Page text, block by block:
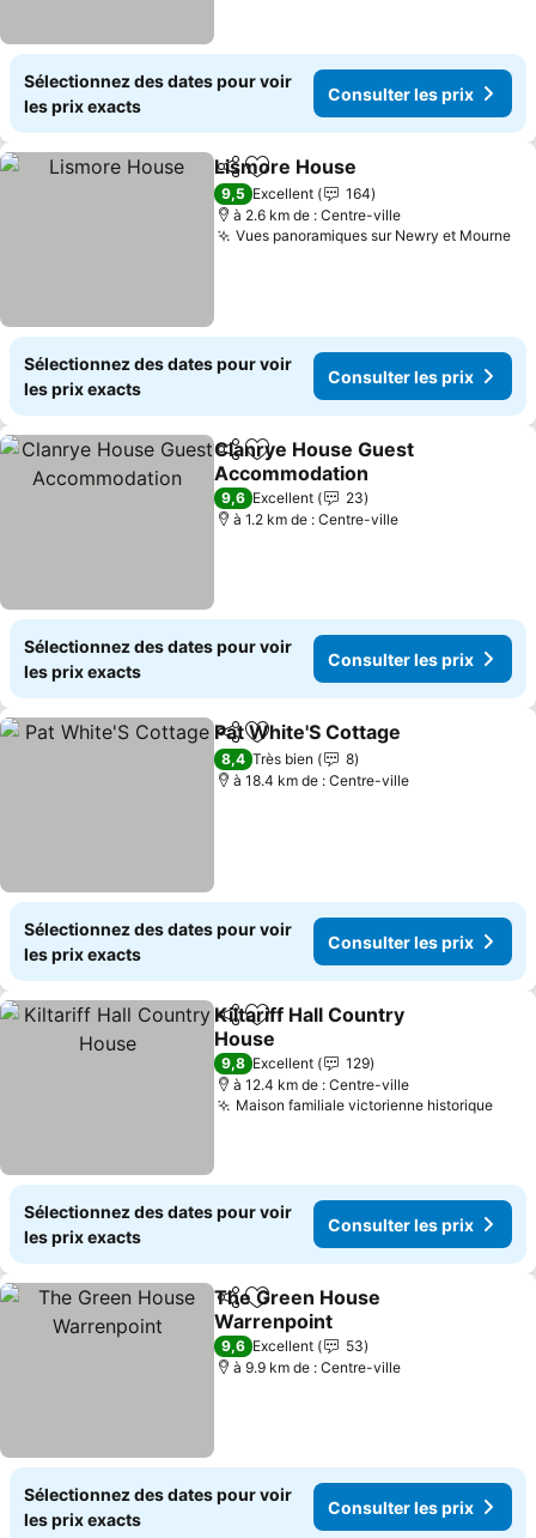
Sélectionnez des dates pour voir
les prix exacts
Consulter les prix
PartagerAjouter à mes favoris
Lismore House
9,5 Excellent
164
à 2.6 km de : Centre-ville
Vues panoramiques sur Newry et Mourne
Sélectionnez des dates pour voir
les prix exacts
Consulter les prix
PartagerAjouter à mes favoris
Clanrye House Guest
Accommodation
9,6 Excellent
23
à 1.2 km de : Centre-ville
Sélectionnez des dates pour voir
les prix exacts
Consulter les prix
PartagerAjouter à mes favoris
Pat White'S Cottage
8,4 Très bien
8
à 18.4 km de : Centre-ville
Sélectionnez des dates pour voir
les prix exacts
Consulter les prix
PartagerAjouter à mes favoris
Kiltariff Hall Country
House
9,8 Excellent
129
à 12.4 km de : Centre-ville
Maison familiale victorienne historique
Sélectionnez des dates pour voir
les prix exacts
Consulter les prix
PartagerAjouter à mes favoris
The Green House
Warrenpoint
9,6 Excellent
53
à 9.9 km de : Centre-ville
Sélectionnez des dates pour voir
les prix exacts
Consulter les prix